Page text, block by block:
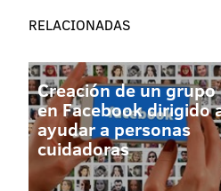
RELACIONADAS
Creación de un grupo
en Facebook dirigido
ayudar a personas
cuidadoras